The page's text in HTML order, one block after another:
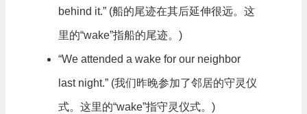
behind it.” (船的尾迹在其后延伸很远。这
里的“wake”指船的尾迹。)
“We attended a wake for our neighbor
last night.” (我们昨晚参加了邻居的守灵仪
式。这里的“wake”指守灵仪式。)